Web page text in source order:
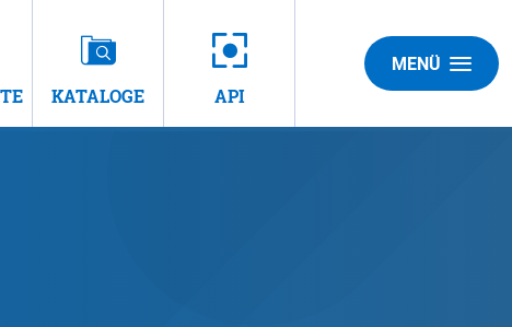
KATALOGE API
MENÜ